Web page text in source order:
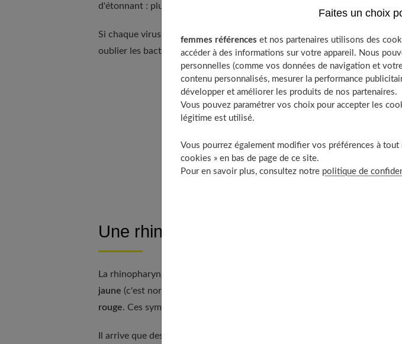
d'étonnant : plus de deux cents virus sont susceptibles de contaminer les
Si chaque virus induit localement une immunité, il ne protège pas contre
oublier les bactéries qui peuvent entraîner des complications comme
Table of Contents
Une rhinopharyngite dure sept à dix jours
Avec l’homéo, les enfants sont moins souvent
À découvrir aussi
Une rhinopharyngite dure sept à dix jours
La rhinopharyngite se traduit par une
jaune (c'est normal, seul un écoulement vert signe une infection), des
rouge. Ces symptômes disparaissent en une semaine à dix jours.
Il arrive que des complications surviennent dans les jours qui suivent
Faites un choix
femmes références et nos partenaires utilisons des
accéder à des informations sur votre appareil. Nous
personnelles (comme vos données de navigation et
contenu personnalisés, mesurer la performance
développer et améliorer les produits de nos partenaires.
Vous pouvez paramétrer vos choix pour accepter les
légitime est utilisé.
Vous pourrez également modifier vos préférences à
cookies » en bas de page de ce site.
Pour en savoir plus, consultez notre politique de